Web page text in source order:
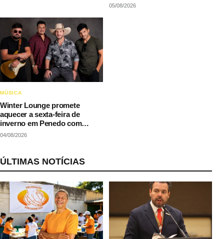
05/08/2026
MÚSICA
Winter Lounge promete
aquecer a sexta-feira de
inverno em Penedo com
música e gastronomia
04/08/2026
ÚLTIMAS NOTÍCIAS